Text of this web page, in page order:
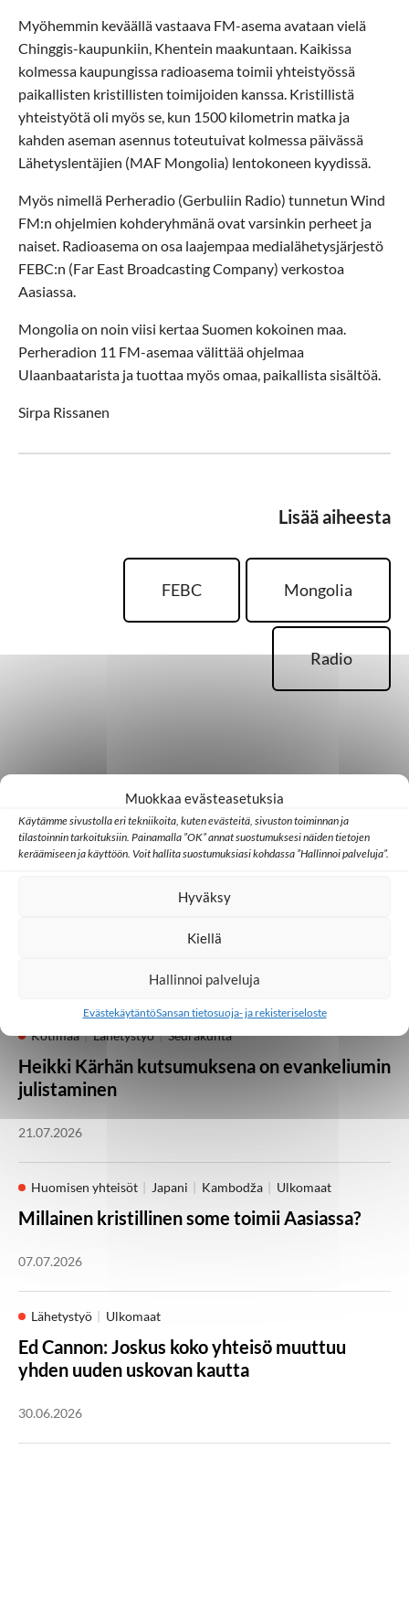
Muokkaa evästeasetuksia
Käytämme sivustolla eri tekniikoita, kuten evästeitä, sivuston toiminnan ja
tilastoinnin tarkoituksiin. Painamalla ”OK” annat suostumuksesi näiden tietojen
keräämiseen ja käyttöön. Voit hallita suostumuksiasi kohdassa ”Hallinnoi palveluja”.
Hyväksy
Kiellä
Hallinnoi palveluja
EvästekäytäntöSansan tietosuoja- ja rekisteriseloste
Myöhemmin keväällä vastaava FM-asema avataan vielä
Chinggis-kaupunkiin, Khentein maakuntaan. Kaikissa
kolmessa kaupungissa radioasema toimii yhteistyössä
paikallisten kristillisten toimijoiden kanssa. Kristillistä
yhteistyötä oli myös se, kun 1500 kilometrin matka ja
kahden aseman asennus toteutuivat kolmessa päivässä
Lähetyslentäjien (MAF Mongolia) lentokoneen kyydissä.
Myös nimellä Perheradio (Gerbuliin Radio) tunnetun Wind
FM:n ohjelmien kohderyhmänä ovat varsinkin perheet ja
naiset. Radioasema on osa laajempaa medialähetysjärjestö
FEBC:n (Far East Broadcasting Company) verkostoa
Aasiassa.
Mongolia on noin viisi kertaa Suomen kokoinen maa.
Perheradion 11 FM-asemaa välittää ohjelmaa
Ulaanbaatarista ja tuottaa myös omaa, paikallista sisältöä.
Sirpa Rissanen
Lisää aiheesta
FEBC Mongolia
Radio
Palaa takaisin pääsivulle
Kotimaa Medialähetyspäivät Seurakunta
Kotimaa Lähetystyö Seurakunta
Heikki Kärhän kutsumuksena on evankeliumin
julistaminen
21.07.2026
Huomisen yhteisöt Japani Kambodža Ulkomaat
Millainen kristillinen some toimii Aasiassa?
07.07.2026
Lähetystyö Ulkomaat
Ed Cannon: Joskus koko yhteisö muuttuu
yhden uuden uskovan kautta
30.06.2026